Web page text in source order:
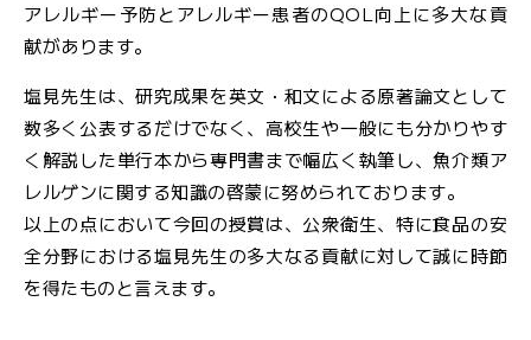
アレルギー予防とアレルギー患者のQOL向上に多大な貢
献があります。
塩見先生は、研究成果を英文・和文による原著論文として
数多く公表するだけでなく、高校生や一般にも分かりやす
く解説した単行本から専門書まで幅広く執筆し、魚介類ア
レルゲンに関する知識の啓蒙に努められております。
以上の点において今回の授賞は、公衆衛生、特に食品の安
全分野における塩見先生の多大なる貢献に対して誠に時節
を得たものと言えます。